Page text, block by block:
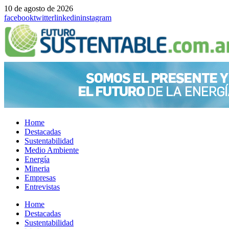
10 de agosto de 2026
facebooktwitterlinkedininstagram
Home
Destacadas
Sustentabilidad
Medio Ambiente
Energía
Mineria
Empresas
Entrevistas
Menu
Home
Destacadas
Sustentabilidad